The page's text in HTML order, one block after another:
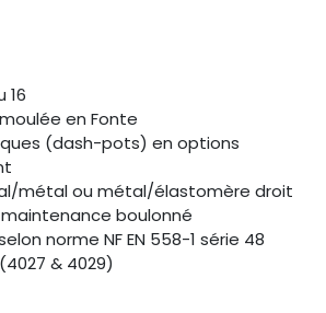
16
en Fonte
(dash-pots) en options
métal ou métal/élastomère droit
boulonné
norme NF EN 558-1 série 48
& 4029)